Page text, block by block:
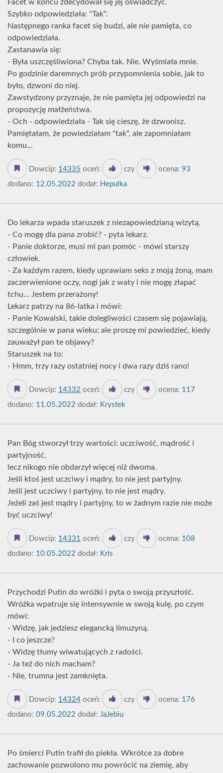
Facet w końcu zdecydował się jej oświadczyć.
Szybko odpowiedziała: "Tak".
Następnego ranka facet się budzi, ale nie pamięta, co
odpowiedziała.
Zastanawia się:
- Była uszczęśliwiona? Chyba tak. Nie. Wyśmiała mnie.
Po godzinie daremnych prób przypomnienia sobie, jak to
było, dzwoni do niej.
Zawstydzony przyznaje, że nie pamięta jej odpowiedzi na
propozycję małżeństwa.
- Och - odpowiedziała - Tak się cieszę, że dzwonisz.
Pamiętałam, że powiedziałam "tak", ale zapomniałam
komu...
Dowcip: 14335 oceń: czy ocena: 93
dodano: 12.05.2022 dodał: Hepulka
Do lekarza wpada staruszek z niezapowiedzianą wizytą.
- Co mogę dla pana zrobić? - pyta lekarz.
- Panie doktorze, musi mi pan pomóc - mówi starszy
człowiek.
- Za każdym razem, kiedy uprawiam seks z moją żoną, mam
zaczerwienione oczy, nogi jak z waty i nie mogę złapać
tchu... Jestem przerażony!
Lekarz patrzy na 86-latka i mówi:
- Panie Kowalski, takie dolegliwości czasem się pojawiają,
szczególnie w pana wieku; ale proszę mi powiedzieć, kiedy
zauważył pan te objawy?
Staruszek na to:
- Hmm, trzy razy ostatniej nocy i dwa razy dziś rano!
Dowcip: 14332 oceń: czy ocena: 117
dodano: 11.05.2022 dodał: Krystek
Pan Bóg stworzył trzy wartości: uczciwość, mądrość i
partyjność,
lecz nikogo nie obdarzył więcej niż dwoma.
Jeśli ktoś jest uczciwy i mądry, to nie jest partyjny.
Jeśli jest uczciwy i partyjny, to nie jest mądry.
Jeżeli zaś jest mądry i partyjny, to w żadnym razie nie może
być uczciwy!
Dowcip: 14331 oceń: czy ocena: 108
dodano: 10.05.2022 dodał: Kris
Przychodzi Putin do wróżki i pyta o swoją przyszłość.
Wróżka wpatruje się intensywnie w swoją kulę, po czym
mówi:
- Widzę, jak jedziesz elegancką limuzyną.
- I co jeszcze?
- Widzę tłumy wiwatujących z radości.
- Ja też do nich macham?
- Nie, trumna jest zamknięta.
Dowcip: 14324 oceń: czy ocena: 176
dodano: 09.05.2022 dodał: JaJebiu
Po śmierci Putin trafił do piekła. Wkrótce za dobre
zachowanie pozwolono mu powrócić na ziemię, aby